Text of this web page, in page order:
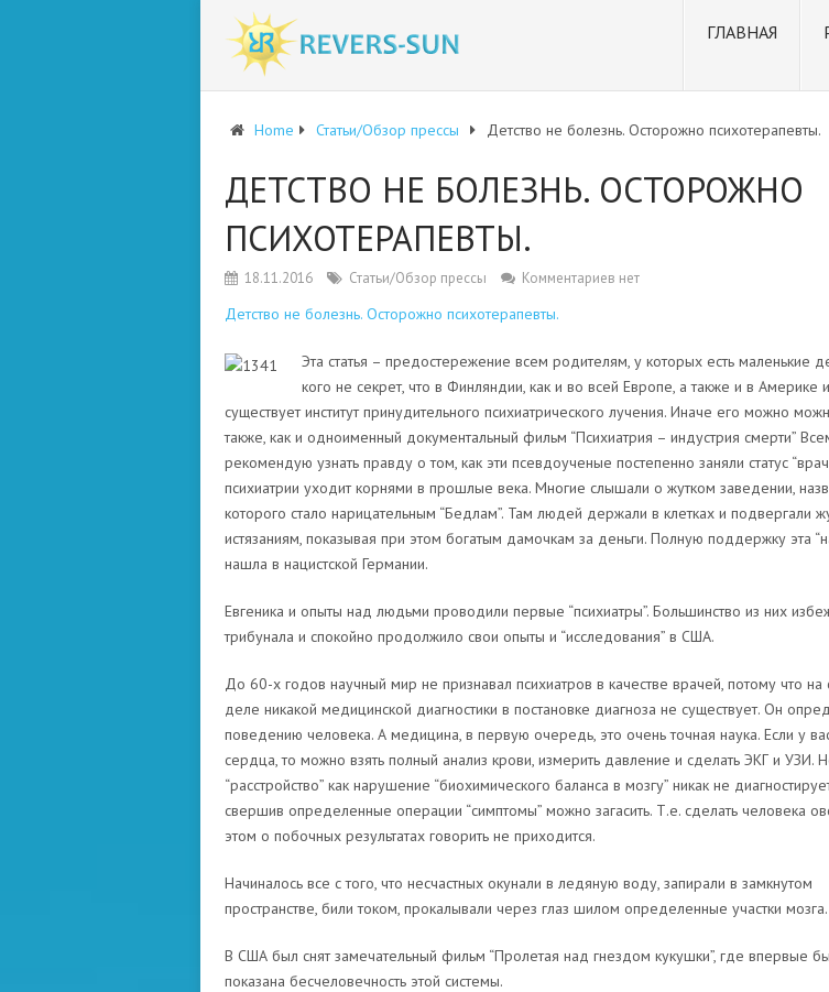
ГЛАВНАЯ
Home Статьи/Обзор прессы Детство не болезнь. Осторожно психотерапевты.
ДЕТСТВО НЕ БОЛЕЗНЬ. ОСТОРОЖНО
ПСИХОТЕРАПЕВТЫ.
18.11.2016 Статьи/Обзор прессы Комментариев нет
Детство не болезнь. Осторожно психотерапевты.
Эта статья – предостережение всем родителям, у которых есть маленькие
кого не секрет, что в Финляндии, как и во всей Европе, а также и в Америке
существует институт принудительного психиатрического лучения. Иначе его можно
также, как и одноименный документальный фильм “Психиатрия – индустрия смерти”
рекомендую узнать правду о том, как эти псевдоученые постепенно заняли статус
психиатрии уходит корнями в прошлые века. Многие слышали о жутком заведении,
которого стало нарицательным “Бедлам”. Там людей держали в клетках и подвергали
истязаниям, показывая при этом богатым дамочкам за деньги. Полную поддержку эта
нашла в нацистской Германии.
Евгеника и опыты над людьми проводили первые “психиатры”. Большинство из них
трибунала и спокойно продолжило свои опыты и “исследования” в США.
До 60-х годов научный мир не признавал психиатров в качестве врачей, потому что на
деле никакой медицинской диагностики в постановке диагноза не существует. Он
поведению человека. А медицина, в первую очередь, это очень точная наука. Если у
сердца, то можно взять полный анализ крови, измерить давление и сделать ЭКГ и УЗИ.
“расстройство” как нарушение “биохимического баланса в мозгу” никак не
свершив определенные операции “симптомы” можно загасить. Т.е. сделать человека
этом о побочных результатах говорить не приходится.
Начиналось все с того, что несчастных окунали в ледяную воду, запирали в замкнутом
пространстве, били током, прокалывали через глаз шилом определенные участки мозга.
В США был снят замечательный фильм “Пролетая над гнездом кукушки”, где впервые
показана бесчеловечность этой системы.